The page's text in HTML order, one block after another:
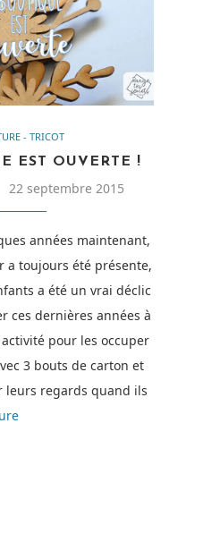
- TRICOT
EST OUVERTE !
22 septembre 2015
années maintenant,
a toujours été présente,
a été un vrai déclic
ces dernières années à
pour les occuper
3 bouts de carton et
leurs regards quand ils
de